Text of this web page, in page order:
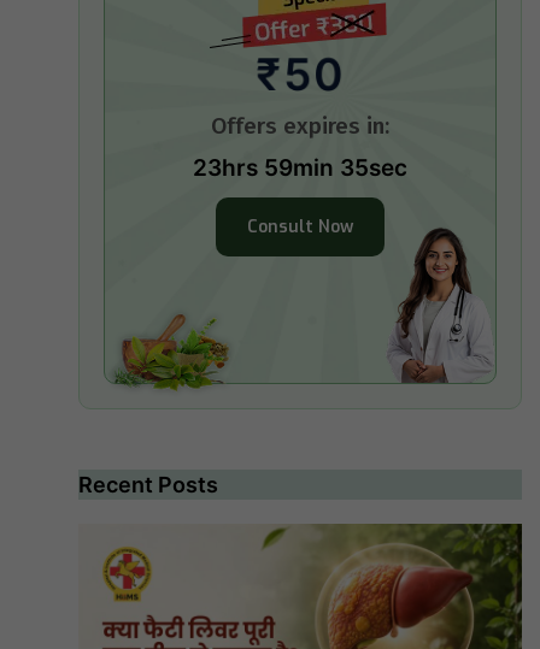
₹50
Offers expires in:
23hrs 59min 34sec
Consult Now
Recent Posts